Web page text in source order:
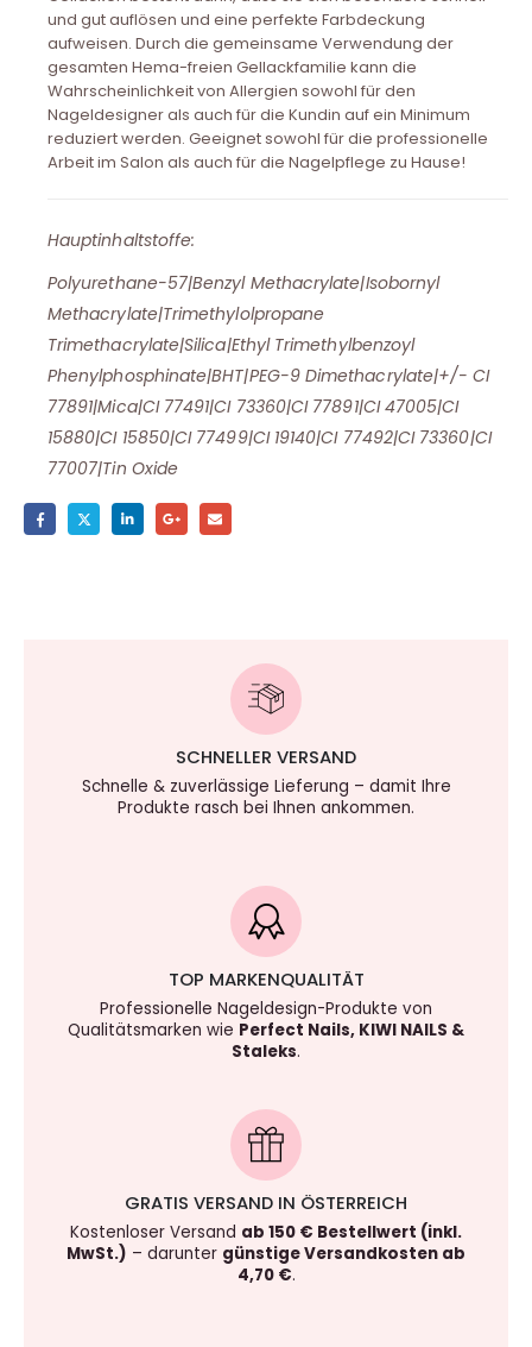
und gut auflösen und eine perfekte Farbdeckung
aufweisen. Durch die gemeinsame Verwendung der
gesamten Hema-freien Gellackfamilie kann die
Wahrscheinlichkeit von Allergien sowohl für den
Nageldesigner als auch für die Kundin auf ein Minimum
reduziert werden. Geeignet sowohl für die professionelle
Arbeit im Salon als auch für die Nagelpflege zu Hause!
Hauptinhaltstoffe:
Polyurethane-57|Benzyl Methacrylate|Isobornyl
Methacrylate|Trimethylolpropane
Trimethacrylate|Silica|Ethyl Trimethylbenzoyl
Phenylphosphinate|BHT|PEG-9 Dimethacrylate|+/- CI
77891|Mica|CI 77491|CI 73360|CI 77891|CI 47005|CI
15880|CI 15850|CI 77499|CI 19140|CI 77492|CI 73360|CI
77007|Tin Oxide
SCHNELLER VERSAND
Schnelle & zuverlässige Lieferung – damit Ihre
Produkte rasch bei Ihnen ankommen.
TOP MARKENQUALITÄT
Professionelle Nageldesign-Produkte von
Qualitätsmarken wie Perfect Nails, KIWI NAILS &
Staleks.
GRATIS VERSAND IN ÖSTERREICH
Kostenloser Versand ab 150 € Bestellwert (inkl.
MwSt.) – darunter günstige Versandkosten ab
4,70 €.